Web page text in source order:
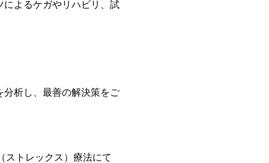
よるケガやリハビリ、試
析し、最善の解決策をご
トレックス）療法にて